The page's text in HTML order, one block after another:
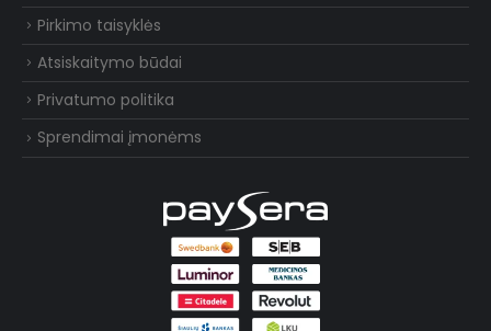
Pirkimo taisyklės
Atsiskaitymo būdai
Privatumo politika
Sprendimai įmonėms